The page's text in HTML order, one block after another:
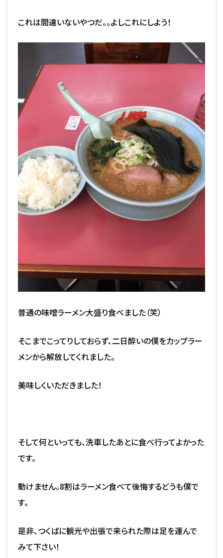
これは間違いないやつだ。。よしこれにしよう！
普通の味噌ラーメン大盛り食べました（笑）
そこまでこってりしておらず、二日酔いの僕をカップラー
メンから解放してくれました。
美味しくいただきました！
そして何といっても、洗車したあとに食べ行ってよかった
です。
動けません。8割はラーメン食べて後悔するどうも僕で
す。
是非、つくばに観光や出張で来られた際は足を運んで
みて下さい！